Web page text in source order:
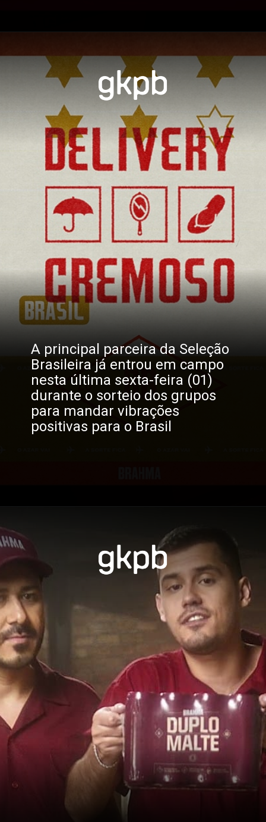
A principal parceira da Seleção
Brasileira já entrou em campo
nesta última sexta-feira (01)
durante o sorteio dos grupos
para mandar vibrações
positivas para o Brasil